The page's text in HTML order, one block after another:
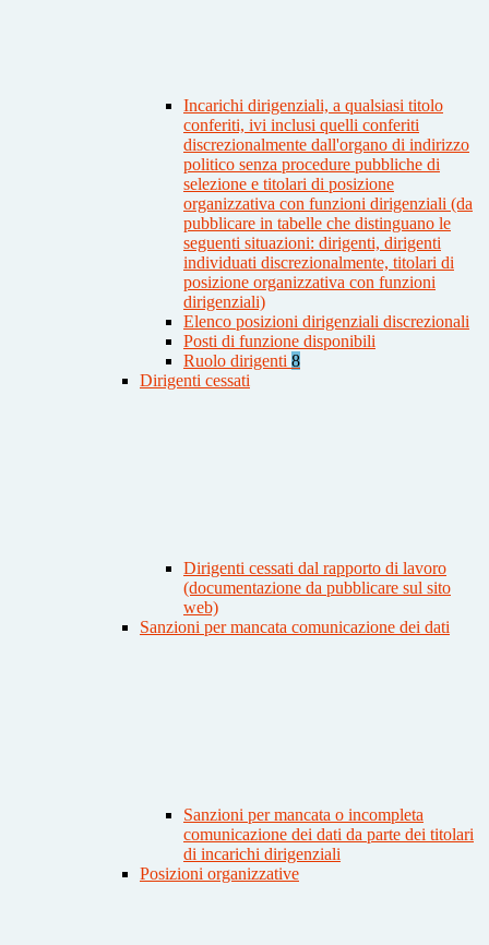
Incarichi dirigenziali, a qualsiasi titolo
conferiti, ivi inclusi quelli conferiti
discrezionalmente dall'organo di indirizzo
politico senza procedure pubbliche di
selezione e titolari di posizione
organizzativa con funzioni dirigenziali (da
pubblicare in tabelle che distinguano le
seguenti situazioni: dirigenti, dirigenti
individuati discrezionalmente, titolari di
posizione organizzativa con funzioni
dirigenziali)
Elenco posizioni dirigenziali discrezionali
Posti di funzione disponibili
Ruolo dirigenti 8
Dirigenti cessati
Dirigenti cessati dal rapporto di lavoro
(documentazione da pubblicare sul sito
web)
Sanzioni per mancata comunicazione dei dati
Sanzioni per mancata o incompleta
comunicazione dei dati da parte dei titolari
di incarichi dirigenziali
Posizioni organizzative